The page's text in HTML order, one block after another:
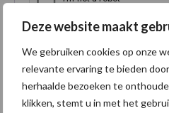
Deze website maakt
We gebruiken cookies op onze
relevante ervaring te bieden
herhaalde bezoeken te
klikken, stemt u in met het
Je persoonlijke gegevens
ervaring op deze site te
tot je account te beheren en
zoals omschreven in onze